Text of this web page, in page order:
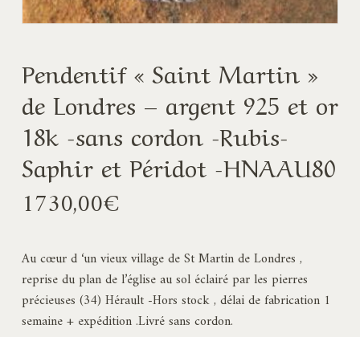
Pendentif « Saint Martin »
de Londres – argent 925 et or
18k -sans cordon -Rubis-
Saphir et Péridot -HNAAU80
1730,00€
Au cœur d ‘un vieux village de St Martin de Londres ,
reprise du plan de l’église au sol éclairé par les pierres
précieuses (34) Hérault -Hors stock , délai de fabrication 1
semaine + expédition .Livré sans cordon.